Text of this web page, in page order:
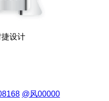
设计
@风00000